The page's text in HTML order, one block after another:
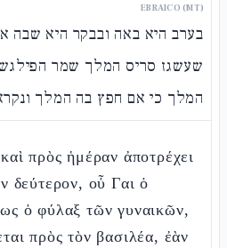
EBRAICO (MT)
בערב היא באה ובבקר היא שבה
שעשגז סריס המלך שמר
המלך כי אם חפץ בה המלך
πρὸς ἡμέραν ἀποτρέχει
δεύτερον, οὗ Γαι ὁ
ὁ φύλαξ τῶν γυναικῶν,
πρὸς τὸν βασιλέα, ἐὰν